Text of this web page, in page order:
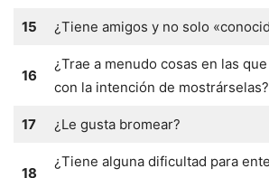
15 ¿Tiene amigos y no solo
16
¿Trae a menudo cosas en las
con la intención de mostrárselas?
17 ¿Le gusta bromear?
18
¿Tiene alguna dificultad para